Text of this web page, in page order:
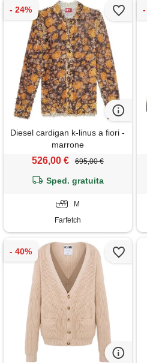
Diesel cardigan k-linus a fiori -
marrone
526,00 € 695,00 €
Sped. gratuita
M
Farfetch